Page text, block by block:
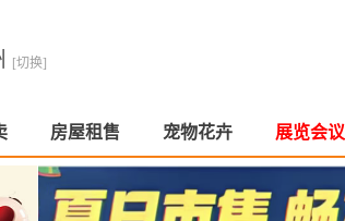
[切换]
房屋租售 宠物花卉 展览会议